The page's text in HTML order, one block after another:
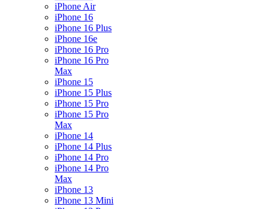
iPhone Air
iPhone 16
iPhone 16 Plus
iPhone 16e
iPhone 16 Pro
iPhone 16 Pro
Max
iPhone 15
iPhone 15 Plus
iPhone 15 Pro
iPhone 15 Pro
Max
iPhone 14
iPhone 14 Plus
iPhone 14 Pro
iPhone 14 Pro
Max
iPhone 13
iPhone 13 Mini